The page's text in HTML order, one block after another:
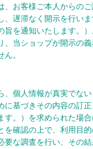
、お客様ご本人からの
、遅滞なく開示を行い
旨を通知いたします。
、当ショップが開示の
。
、個人情報が真実でな
に基づきその内容の訂
す。）を求められた場
を確認の上で、利用目
要な調査を行い、その